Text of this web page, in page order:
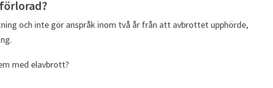
och inte gör anspråk inom två år från att avbrottet upphörde,
med elavbrott?